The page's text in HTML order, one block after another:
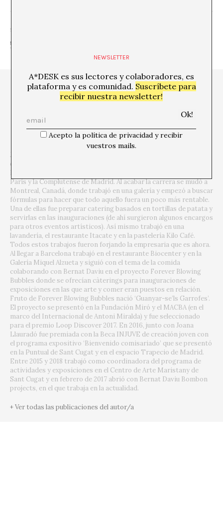
SHARE
Joana Roda, Barcelona 1987. Estudió Bellas Artes en la Universitat
de Barcelona durante 3 años para después dejarlo y pasar a
Historia del Arte en la Universidad Autónoma, la Sorbona IV de
París y la Complutense de Madrid. Al acabar la carrera se mudó a
Montreal, Canadá, donde trabajó en una galería y empezó a buscar
fórmulas para hacer que todo aquello fuera un poco más rentable.
Una de ellas fue preparar catering basados en tortillas de patata y
servirlas en las inauguraciones (de ahí surgieron algunos encargos
para otros eventos artísticos). Así mismo trabajó en una
lavandería, el restaurante Itacate y en la pastelería Kilo Café.
Todos estos trabajos fueron forjando la empresaria que es ahora.
Al llegar a Barcelona trabajó en el restaurante Biocenter y en la
Galería Miquel Alzueta y siguió con el tema de la comida
colaborando con Bernat Daviu en el proyecto Forever Blowing
Bubbles donde se ofrecían càterings para inauguraciones de
exposiciones en las que arte y comer eran puestos en relación.
Fruto de Forever Blowing Bubbles nació ‘Guanyar-se’ls Garrofes’.
El proyecto se presentó en la Fundación Miró y el MACBA (en el
marco del Internacional de Antoni Miralda) y fue seleccionado
para el premio Loop Discover 2017. En 2016, junto con Joana
Llauradó fue premiada con la Beca INJUVE de creación joven con
el programa expositivo ‘Bienvenido comisariado’ que se presentó
en la Puntual de Sant Cugat y en el espacio Trapecio de Madrid.
Entre 2015 y 2018 trabajó como coordinadora del programa de
actividades y exposiciones en el Centro de Arte Maristany de
Sant Cugat y en febrero de 2017 abrió con Bernat Daviu Bombon
projects, en el que trabaja en la actualidad.
+ Ver todas las publicaciones del autor/a
NEWSLETTER
A*DESK es sus lectores y colaboradores, es
plataforma y es comunidad. Suscríbete para
recibir nuestra newsletter!
Acepto la política de privacidad y recibir
vuestros mails.